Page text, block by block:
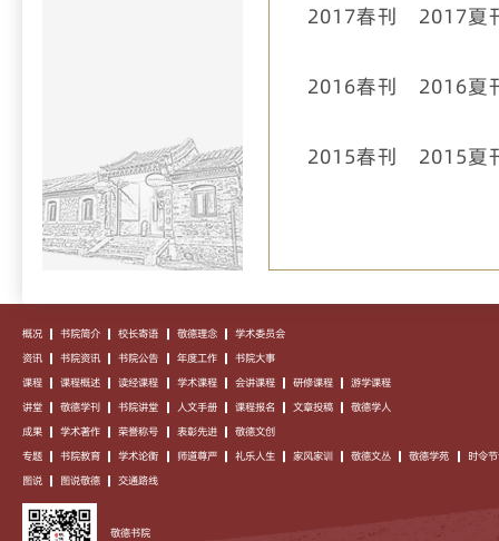
2017春刊 2017夏
2016春刊 2016夏
2015春刊 2015夏
概况 书院简介 校长寄语 敬德理念
学术委员会
资讯
书院资讯 书院公告 年度工作
书院大事
课程
课程概述 读经课程 学术课程 会讲课程 研修课程
游学课程
讲堂
敬德学刊 书院讲堂 人文手册 课程报名 文章投稿
敬德学人
成果
学术著作 荣誉称号 表彰先进
敬德文创
专题
书院教育 学术论衡 师道尊严 礼乐人生 家风家训 敬德文丛 敬德学苑
时令
图说
图说敬德 交通路线
敬德书院